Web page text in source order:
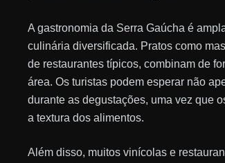
A gastronomia da Serra Gaúcha é
culinária diversificada. Pratos como
de restaurantes típicos, combinam de
área. Os turistas podem esperar não
durante as degustações, uma vez que
a textura dos alimentos.
Além disso, muitos vinícolas e